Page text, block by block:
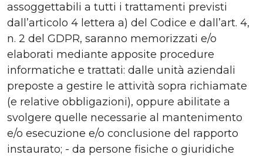
assoggettabili a tutti i trattamenti previsti
dall’articolo 4 lettera a) del Codice e dall’art. 4,
n. 2 del GDPR, saranno memorizzati e/o
elaborati mediante apposite procedure
informatiche e trattati: dalle unità aziendali
preposte a gestire le attività sopra richiamate
(e relative obbligazioni), oppure abilitate a
svolgere quelle necessarie al mantenimento
e/o esecuzione e/o conclusione del rapporto
instaurato; - da persone fisiche o giuridiche